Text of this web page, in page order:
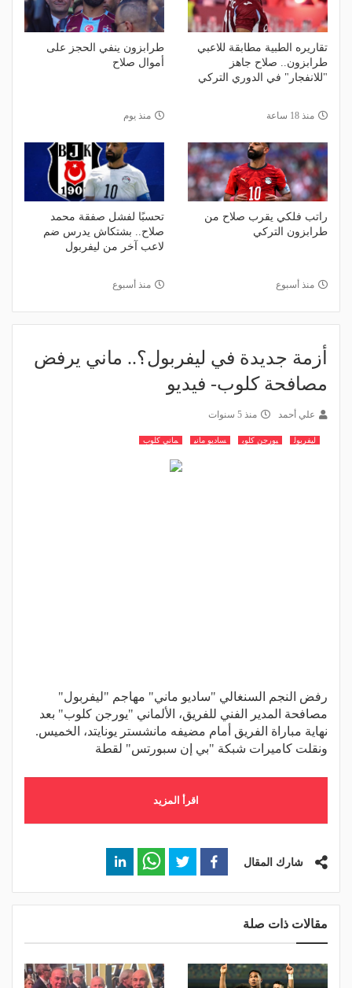
تقاريره الطبية مطابقة للاعبي
طرابزون.. صلاح جاهز
"للانفجار" في الدوري التركي
منذ 18 ساعة
طرابزون ينفي الحجز على
أموال صلاح
منذ يوم
راتب فلكي يقرب صلاح من
طرابزون التركي
منذ أسبوع
تحسبًا لفشل صفقة محمد
صلاح.. بشتكاش يدرس ضم
لاعب آخر من ليفربول
منذ أسبوع
أزمة جديدة في ليفربول؟.. ماني يرفض
مصافحة كلوب- فيديو
علي أحمد منذ 5 سنوات
ليفربول يورجن كلوب ساديو ماني ماني كلوب
رفض النجم السنغالي "ساديو ماني" مهاجم "ليفربول"
مصافحة المدير الفني للفريق، الألماني "يورجن كلوب" بعد
نهاية مباراة الفريق أمام مضيفه مانشستر يونايتد، الخميس.
ونقلت كاميرات شبكة "بي إن سبورتس" لقطة
اقرأ المزيد
شارك المقال
مقالات ذات صلة